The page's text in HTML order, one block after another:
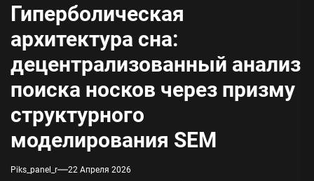
Гиперболическая
архитектура сна:
децентрализованный анализ
поиска носков через призму
структурного
моделирования SEM
Piks_panel_r 22 Апреля 2026